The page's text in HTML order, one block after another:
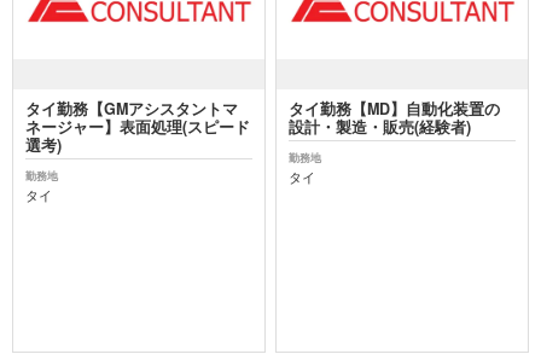
タイ勤務【GMアシスタントマ
ネージャー】表面処理(スピード
選考)
勤務地
タイ
タイ勤務【MD】自動化装置の
設計・製造・販売(経験者)
勤務地
タイ